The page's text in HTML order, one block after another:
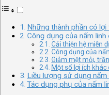
Những thành phần có lợi
Công dụng của nấm
Cải thiện hệ miễn
Công dụng của
Giảm mệt mỏi,
Một số lợi ích
Liều lượng sử dụng nấm
Tác dụng phụ của nấm